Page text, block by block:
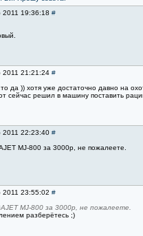
19:36:18 #
2011 21:21:24 #
да )) хотя уже достаточно давно на
сейчас решил в машину поставить
2011 22:23:40 #
MJ-800 за 3000р, не пожалеете.
23:55:02 #
MJ-800 за 3000р, не пожалеете.
разберётесь ;)